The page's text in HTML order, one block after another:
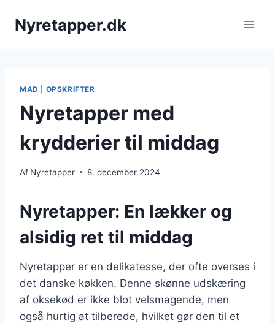
Nyretapper.dk
MAD OPSKRIFTER
Nyretapper med
krydderier til middag
Af Nyretapper 8. december 2024
Nyretapper: En lækker og
alsidig ret til middag
Nyretapper er en delikatesse, der ofte overses i
det danske køkken. Denne skønne udskæring
af oksekød er ikke blot velsmagende, men
også hurtig at tilberede, hvilket gør den til et